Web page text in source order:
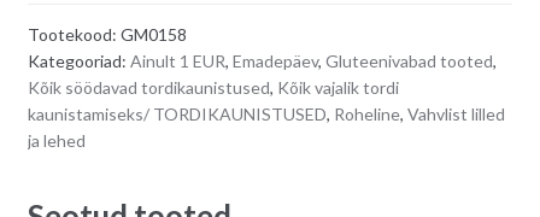
tk
quantity
n
a
Tootekood: GM0158
Kategooriad: Ainult 1 EUR, Emadepäev, Gluteenivabad tooted,
Kõik söödavad tordikaunistused, Kõik vajalik tordi
kaunistamiseks/ TORDIKAUNISTUSED, Roheline, Vahvlist lilled
ja lehed